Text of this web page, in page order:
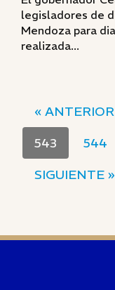
legisladores de
Mendoza para
realizada...
« ANTERIOR
543
544
SIGUIENTE »